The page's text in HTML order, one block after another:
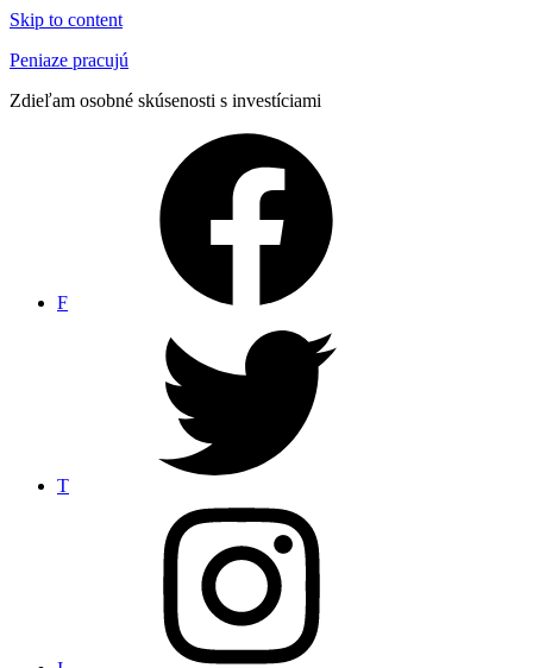
Skip to content
Peniaze pracujú
Zdieľam osobné skúsenosti s investíciami
F
T